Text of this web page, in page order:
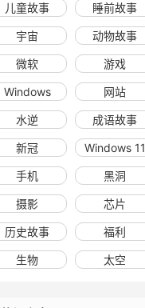
儿童故事 睡前故事
宇宙 动物故事
微软 游戏
Windows 网站
水逆 成语故事
新冠 Windows 11
手机 黑洞
摄影 芯片
历史故事 福利
生物 太空